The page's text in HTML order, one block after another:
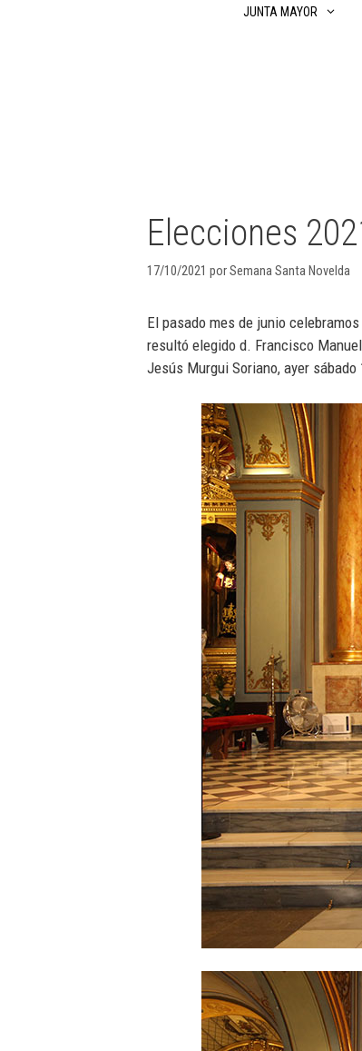
JUNTA MAYOR
Elecciones
17/10/2021 porSemana Santa Novelda
El pasado mes de junio
resultó elegido d. Francisco
Jesús Murgui Soriano, ayer